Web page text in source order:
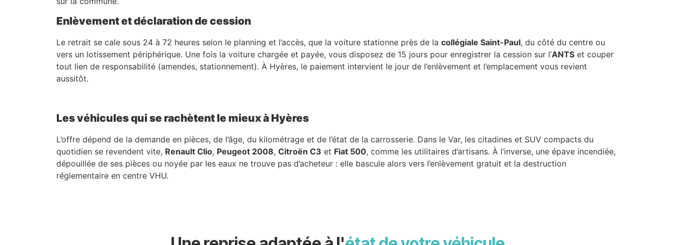
Enlèvement et déclaration de cession
Le retrait se cale sous 24 à 72 heures selon le planning et l’accès, que la voiture stationne près de la collégiale Saint-Paul, du côté du centre ou
vers un lotissement périphérique. Une fois la voiture chargée et payée, vous disposez de 15 jours pour enregistrer la cession sur l’ANTS et couper
tout lien de responsabilité (amendes, stationnement). À Hyères, le paiement intervient le jour de l’enlèvement et l’emplacement vous revient
aussitôt.
Les véhicules qui se rachètent le mieux à Hyères
L’offre dépend de la demande en pièces, de l’âge, du kilométrage et de l’état de la carrosserie. Dans le Var, les citadines et SUV compacts du
quotidien se revendent vite, Renault Clio, Peugeot 2008, Citroën C3 et Fiat 500, comme les utilitaires d’artisans. À l’inverse, une épave incendiée,
dépouillée de ses pièces ou noyée par les eaux ne trouve pas d’acheteur : elle bascule alors vers l’enlèvement gratuit et la destruction
réglementaire en centre VHU.